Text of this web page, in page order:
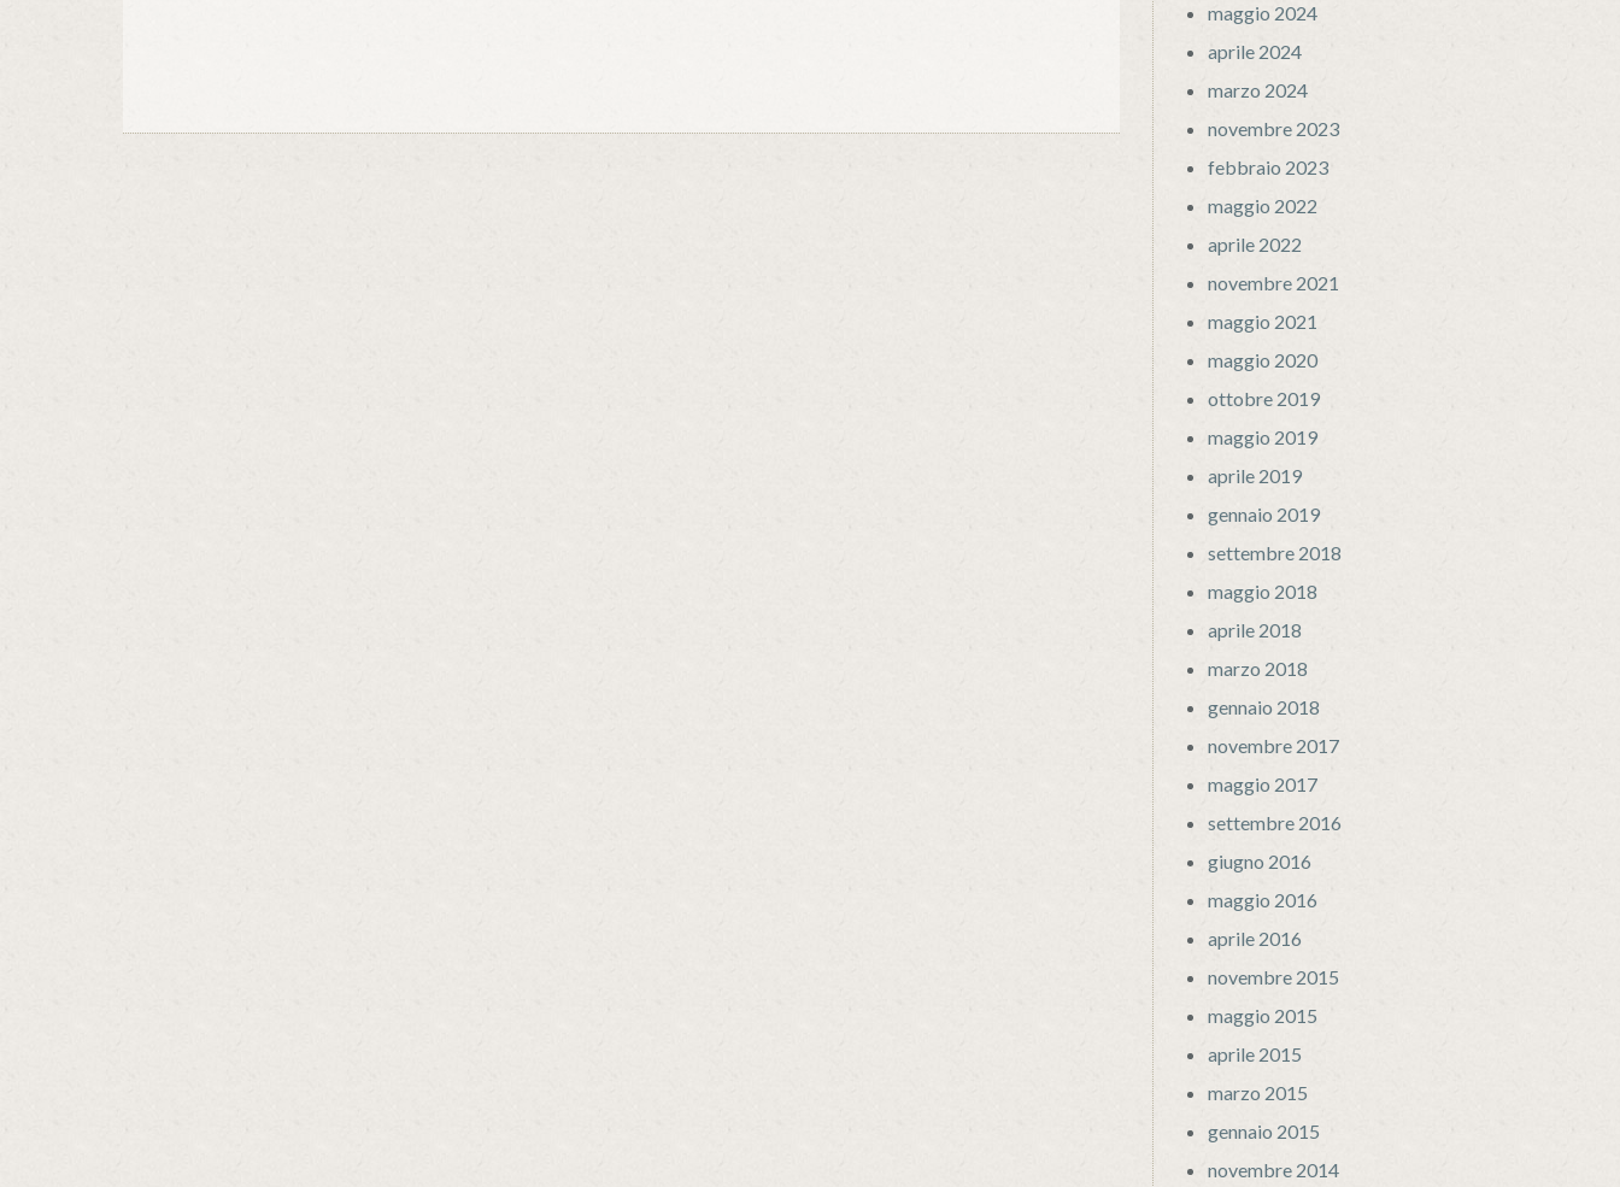
maggio 2024
aprile 2024
marzo 2024
novembre 2023
febbraio 2023
maggio 2022
aprile 2022
novembre 2021
maggio 2021
maggio 2020
ottobre 2019
maggio 2019
aprile 2019
gennaio 2019
settembre 2018
maggio 2018
aprile 2018
marzo 2018
gennaio 2018
novembre 2017
maggio 2017
settembre 2016
giugno 2016
maggio 2016
aprile 2016
novembre 2015
maggio 2015
aprile 2015
marzo 2015
gennaio 2015
novembre 2014